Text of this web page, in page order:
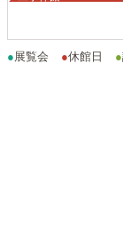
●展覧会 ●休館日 ●